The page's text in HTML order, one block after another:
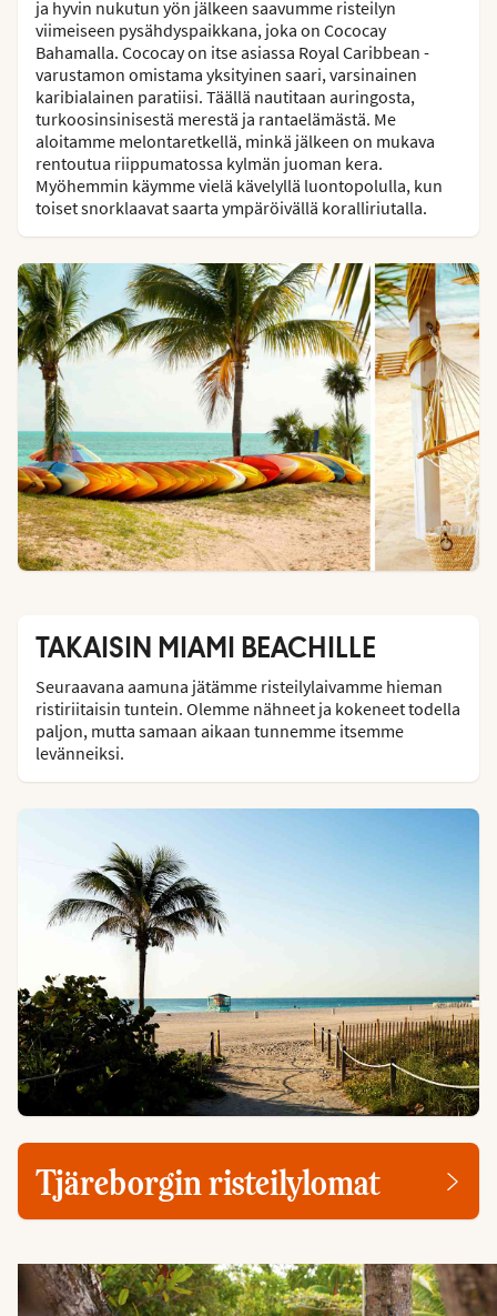
ja hyvin nukutun yön jälkeen saavumme risteilyn
viimeiseen pysähdyspaikkana, joka on Cococay
Bahamalla. Cococay on itse asiassa Royal Caribbean -
varustamon omistama yksityinen saari, varsinainen
karibialainen paratiisi. Täällä nautitaan auringosta,
turkoosinsinisestä merestä ja rantaelämästä. Me
aloitamme melontaretkellä, minkä jälkeen on mukava
rentoutua riippumatossa kylmän juoman kera.
Myöhemmin käymme vielä kävelyllä luontopolulla, kun
toiset snorklaavat saarta ympäröivällä koralliriutalla.
TAKAISIN MIAMI BEACHILLE
Seuraavana aamuna jätämme risteilylaivamme hieman
ristiriitaisin tuntein. Olemme nähneet ja kokeneet todella
paljon, mutta samaan aikaan tunnemme itsemme
levänneiksi.
Tjäreborgin risteilylomat